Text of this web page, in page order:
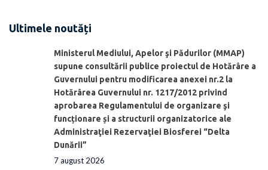
Ultimele noutăți
Ministerul Mediului, Apelor şi Pădurilor (MMAP)
supune consultării publice proiectul de Hotărâre a
Guvernului pentru modificarea anexei nr.2 la
Hotărârea Guvernului nr. 1217/2012 privind
aprobarea Regulamentului de organizare şi
funcționare și a structurii organizatorice ale
Administraţiei Rezervaţiei Biosferei “Delta
Dunării”
7 august 2026